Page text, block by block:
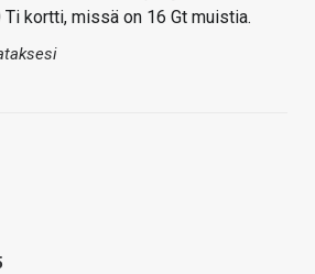
kortti, missä on 16 Gt muistia.